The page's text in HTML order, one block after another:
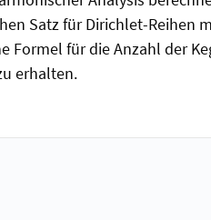
Satz für Dirichlet-Reihen
Formel für die Anzahl der
erhalten.